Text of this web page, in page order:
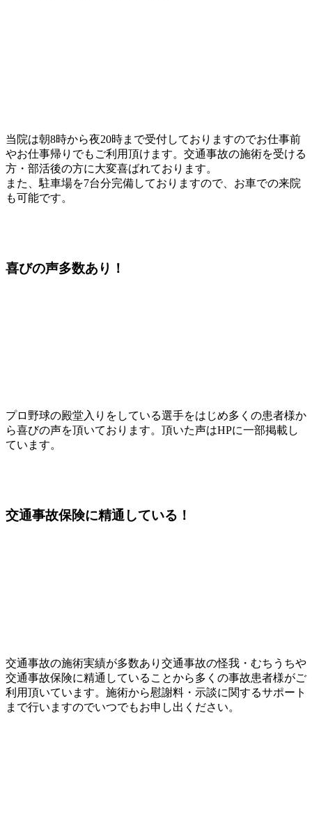
当院は朝8時から夜20時まで受付しておりますのでお仕事前
やお仕事帰りでもご利用頂けます。交通事故の施術を受ける
方・部活後の方に大変喜ばれております。
また、駐車場を7台分完備しておりますので、お車での来院
も可能です。
喜びの声多数あり！
プロ野球の殿堂入りをしている選手をはじめ多くの患者様か
ら喜びの声を頂いております。頂いた声はHPに一部掲載し
ています。
交通事故保険に精通している！
交通事故の施術実績が多数あり交通事故の怪我・むちうちや
交通事故保険に精通していることから多くの事故患者様がご
利用頂いています。施術から慰謝料・示談に関するサポート
まで行いますのでいつでもお申し出ください。